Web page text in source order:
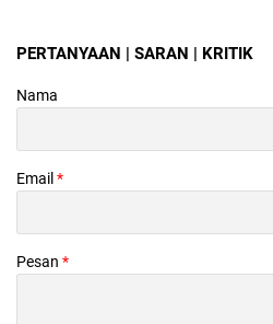
PERTANYAAN | SARAN | KRITIK
Nama
Email *
Pesan *